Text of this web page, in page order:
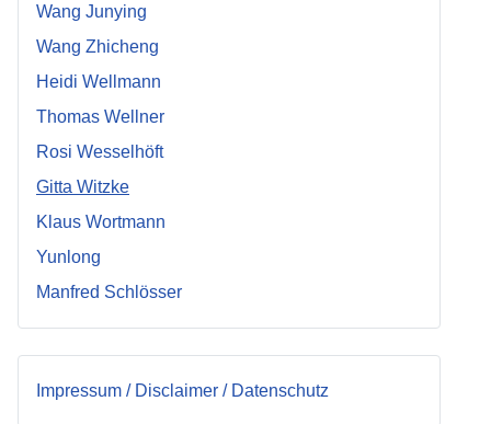
Wang Junying
Wang Zhicheng
Heidi Wellmann
Thomas Wellner
Rosi Wesselhöft
Gitta Witzke
Klaus Wortmann
Yunlong
Manfred Schlösser
Impressum / Disclaimer / Datenschutz